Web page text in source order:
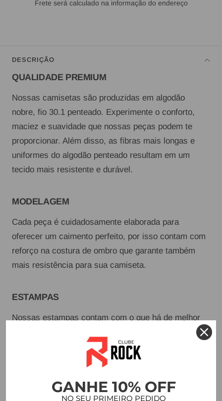
Frete será calculado na informação do endereço
DESCRIÇÃO
QUALIDADE PREMIUM
Nossas camisetas são produzidas em algodão
nobre, fio 30.1 penteado. Experimente o conforto,
maciez e suavidade que nossas peças podem te
proporcionar. Além disso, as fibras mais longas e
uniformes do algodão penteado resultam em um
tecido mais resistente e durável.
MODELAGEM
Cada peça é cuidadosamente elaborada para
oferecer um caimento perfeito, por isso contam com
reforço na costura de ombro que garante também
mais resistência para sua camiseta.
ESTAMPAS
Nossas estampas contam com o que há de melhor
no mundo em matéria prima. Além de durabilidade,
proporcionam acabamento perfeito e a possibilidade
de variedade na hora de montar nossas coleções.
DETALHESGANHE 10% OFF
NO SEU PRIMEIRO PEDIDO